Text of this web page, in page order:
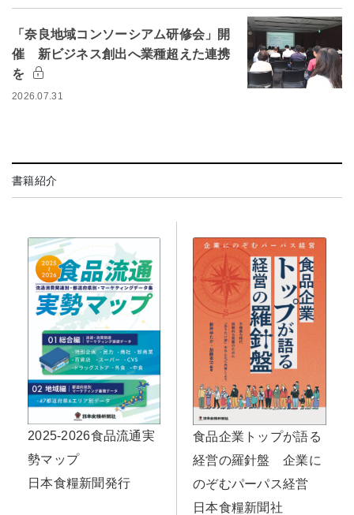
「奈良地域コンソーシアム研修会」開
催 新ビジネス創出へ業種超えた連携
を
2026.07.31
書籍紹介
2025-2026食品流通実
勢マップ
日本食糧新聞発行
食品企業トップが語る
経営の羅針盤 企業に
のぞむパーパス経営
日本食糧新聞社